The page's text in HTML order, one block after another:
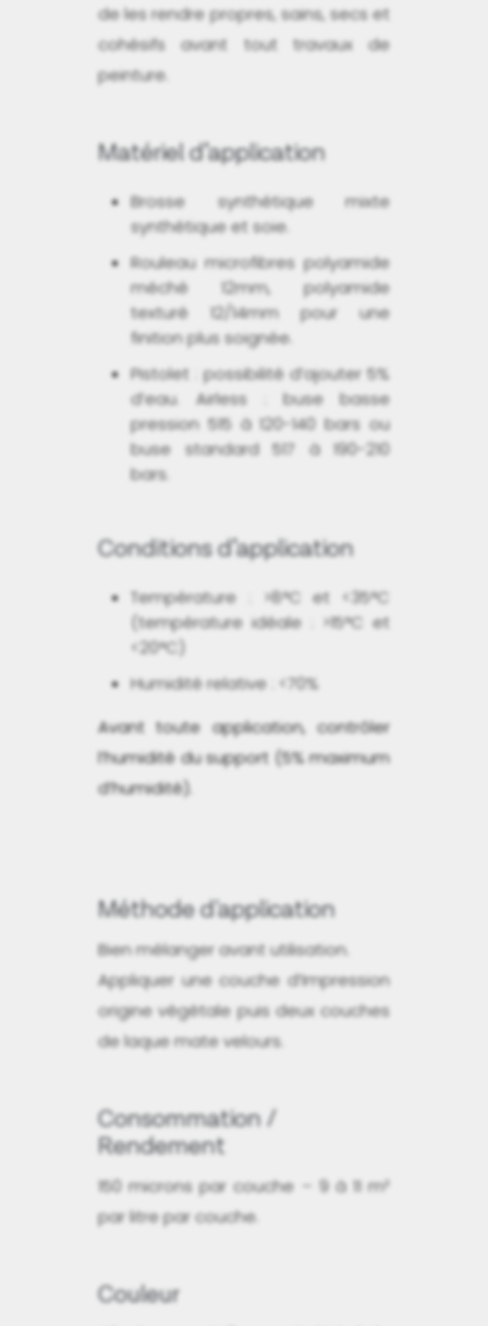
de les rendre propres, sains, secs et
cohésifs avant tout travaux de
peinture.
Matériel d’application
Brosse synthétique mixte
synthétique et soie.
Rouleau microfibres polyamide
méché 12mm, polyamide
texturé 12/14mm pour une
finition plus soignée.
Pistolet : possibilité d’ajouter 5%
d’eau. Airless : buse basse
pression 515 à 120-140 bars ou
buse standard 517 à 190-210
bars.
Conditions d’application
Température : >8°C et <35°C
(température idéale : >15°C et
<20°C)
Humidité relative : <70%
Avant toute application, contrôler
l’humidité du support (5% maximum
d’humidité).
Méthode d'application
Bien mélanger avant utilisation.
Appliquer une couche d’Impression
origine végétale puis deux couches
de laque mate velours.
Consommation /
Rendement
150 microns par couche – 9 à 11 m²
par litre par couche.
Couleur